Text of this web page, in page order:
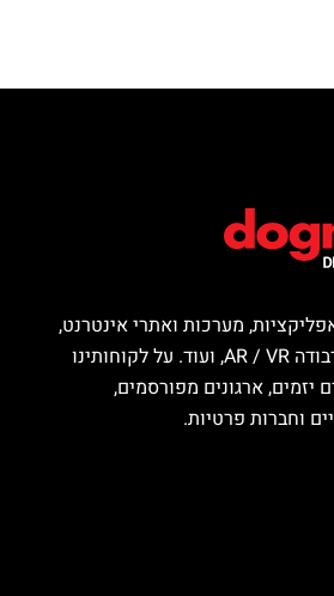
מערכות ואתרי אינטרנט,
מציאות מדומה ורבודה AR / VR, ועוד. על לקוחותינו
יזמים, ארגונים מפורסמים,
וחברות פרטיות.